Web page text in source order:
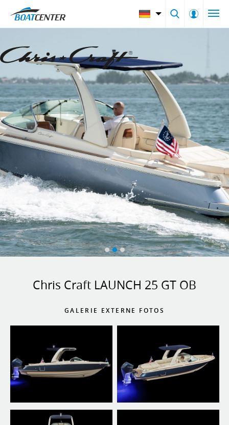
Chris Craft LAUNCH 25 GT OB
GALERIE EXTERNE FOTOS